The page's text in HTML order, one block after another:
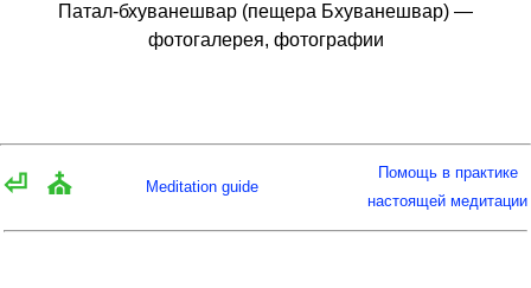
Патал-бхуванешвар (пещера Бхуванешвар) —
фотогалерея, фотографии
⏎ ⛪ Meditation guide
Помощь в практике
настоящей медитации